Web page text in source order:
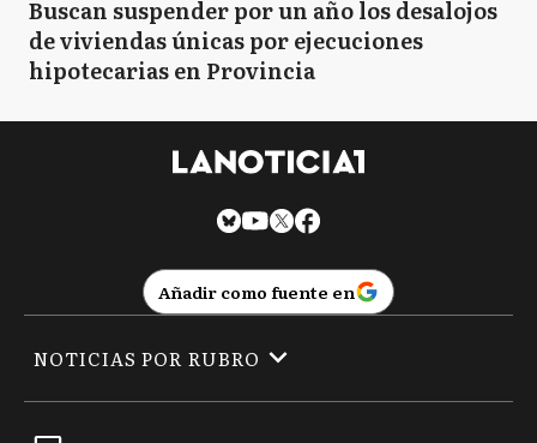
Buscan suspender por un año los desalojos
de viviendas únicas por ejecuciones
hipotecarias en Provincia
Añadir como fuente en
NOTICIAS POR RUBRO